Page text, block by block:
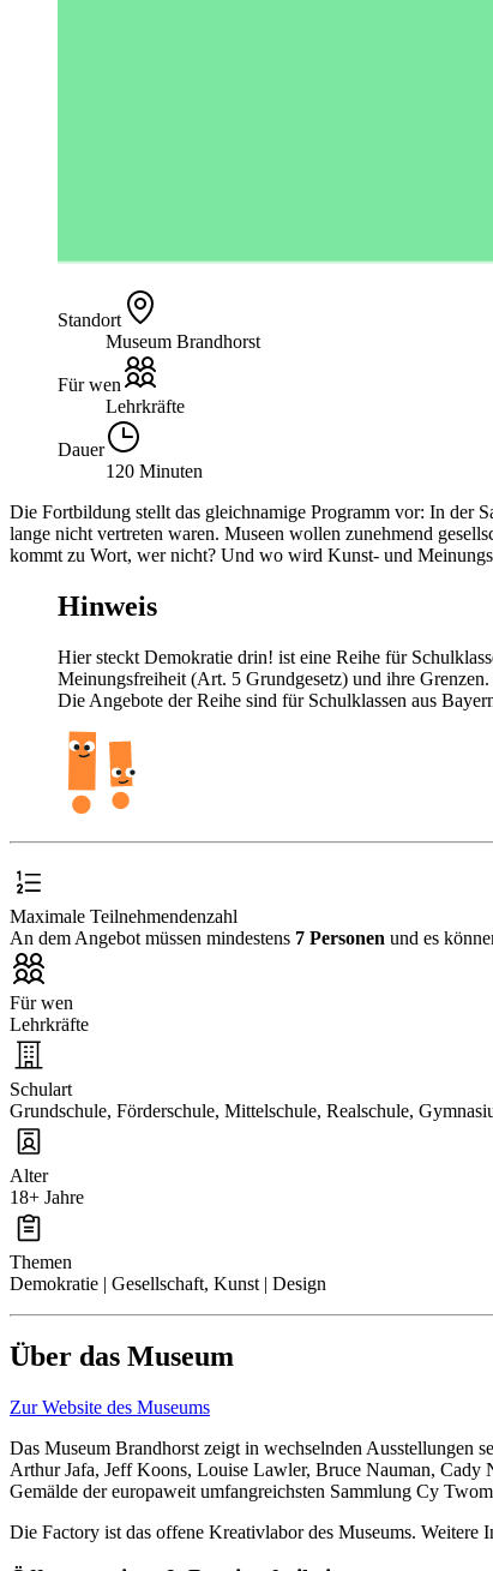
Standort
Museum Brandhorst
Für wen
Lehrkräfte
Dauer
120 Minuten
Die Fortbildung stellt das gleichnamige Programm vor: In der
lange nicht vertreten waren. Museen wollen zunehmend
kommt zu Wort, wer nicht? Und wo wird Kunst- und
Hinweis
Hier steckt Demokratie drin! ist eine Reihe für
Meinungsfreiheit (Art. 5 Grundgesetz) und ihre
Die Angebote der Reihe sind für Schulklassen aus
Maximale Teilnehmendenzahl
An dem Angebot müssen mindestens 7 Personen und es
Für wen
Lehrkräfte
Schulart
Grundschule, Förderschule, Mittelschule, Realschule,
Alter
18+ Jahre
Themen
Demokratie | Gesellschaft, Kunst | Design
Über das Museum
Zur Website des Museums
Das Museum Brandhorst zeigt in wechselnden Ausstellungen
Arthur Jafa, Jeff Koons, Louise Lawler, Bruce Nauman, Cady
Gemälde der europaweit umfangreichsten Sammlung Cy
Die Factory ist das offene Kreativlabor des Museums. Weitere